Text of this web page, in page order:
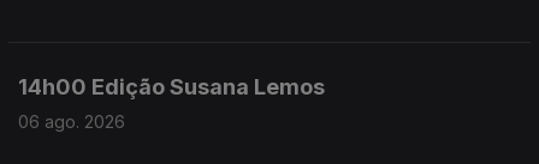
14h00 Edição Susana Lemos
06 ago. 2026